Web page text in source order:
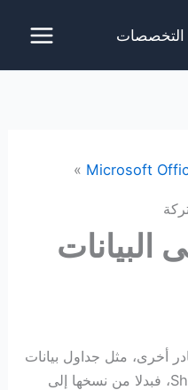
التخصصات
Microsoft
البيانات
أخرى، مثل جداول بيانات
إكسيل Excel ومواقع SharePoint، فبدلا من نسخها إلى